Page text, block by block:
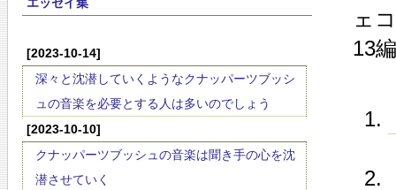
[2023-10-14]
深々と沈潜していくようなクナッパーツブッシ
ュの音楽を必要とする人は多いのでしょう
[2023-10-10]
クナッパーツブッシュの音楽は聞き手の心を沈
潜させていく
ェ
13